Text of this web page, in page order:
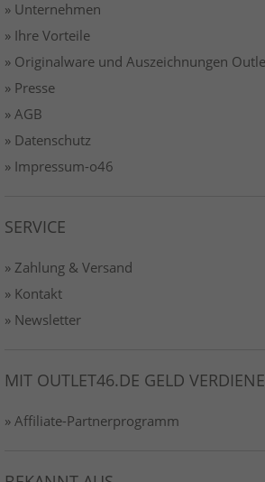
» Unternehmen
» Ihre Vorteile
» Originalware und Auszeichnungen
» Presse
» AGB
» Datenschutz
» Impressum-o46
SERVICE
» Zahlung & Versand
» Kontakt
» Newsletter
MIT OUTLET46.DE GELD
» Affiliate-Partnerprogramm